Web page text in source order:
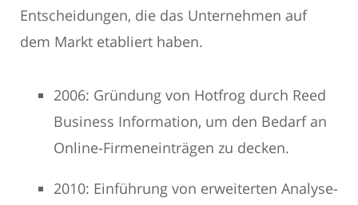
Entscheidungen, die das Unternehmen auf
dem Markt etabliert haben.
2006: Gründung von Hotfrog durch Reed
Business Information, um den Bedarf an
Online-Firmeneinträgen zu decken.
2010: Einführung von erweiterten Analyse-